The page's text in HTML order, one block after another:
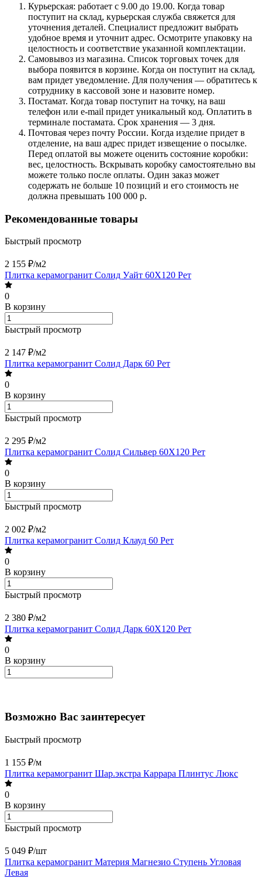
Курьерская: работает с 9.00 до 19.00. Когда товар
поступит на склад, курьерская служба свяжется для
уточнения деталей. Специалист предложит выбрать
удобное время и уточнит адрес. Осмотрите упаковку на
целостность и соответствие указанной комплектации.
Самовывоз из магазина. Список торговых точек для
выбора появится в корзине. Когда он поступит на склад,
вам придет уведомление. Для получения — обратитесь к
сотруднику в кассовой зоне и назовите номер.
Постамат. Когда товар поступит на точку, на ваш
телефон или e-mail придет уникальный код. Оплатить в
терминале постамата. Срок хранения — 3 дня.
Почтовая через почту России. Когда изделие придет в
отделение, на ваш адрес придет извещение о посылке.
Перед оплатой вы можете оценить состояние коробки:
вес, целостность. Вскрывать коробку самостоятельно вы
можете только после оплаты. Один заказ может
содержать не больше 10 позиций и его стоимость не
должна превышать 100 000 р.
Рекомендованные товары
Быстрый просмотр
2 155 ₽/м2
Плитка керамогранит Солид Уайт 60X120 Рет
0
В корзину
Быстрый просмотр
2 147 ₽/м2
Плитка керамогранит Солид Дарк 60 Рет
0
В корзину
Быстрый просмотр
2 295 ₽/м2
Плитка керамогранит Солид Сильвер 60X120 Рет
0
В корзину
Быстрый просмотр
2 002 ₽/м2
Плитка керамогранит Солид Клауд 60 Рет
0
В корзину
Быстрый просмотр
2 380 ₽/м2
Плитка керамогранит Солид Дарк 60X120 Рет
0
В корзину
Возможно Вас заинтересует
Быстрый просмотр
1 155 ₽/м
Плитка керамогранит Шар.экстра Каррара Плинтус Люкс
0
В корзину
Быстрый просмотр
5 049 ₽/шт
Плитка керамогранит Материя Магнезио Ступень Угловая
Левая